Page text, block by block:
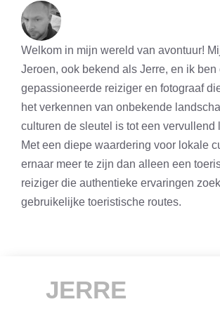
Welkom in mijn wereld van avontuur!
Jeroen, ook bekend als Jerre, en ik ben
gepassioneerde reiziger en fotograaf
het verkennen van onbekende
culturen de sleutel is tot een vervullend
Met een diepe waardering voor lokale
ernaar meer te zijn dan alleen een
reiziger die authentieke ervaringen
gebruikelijke toeristische routes.
JERRE